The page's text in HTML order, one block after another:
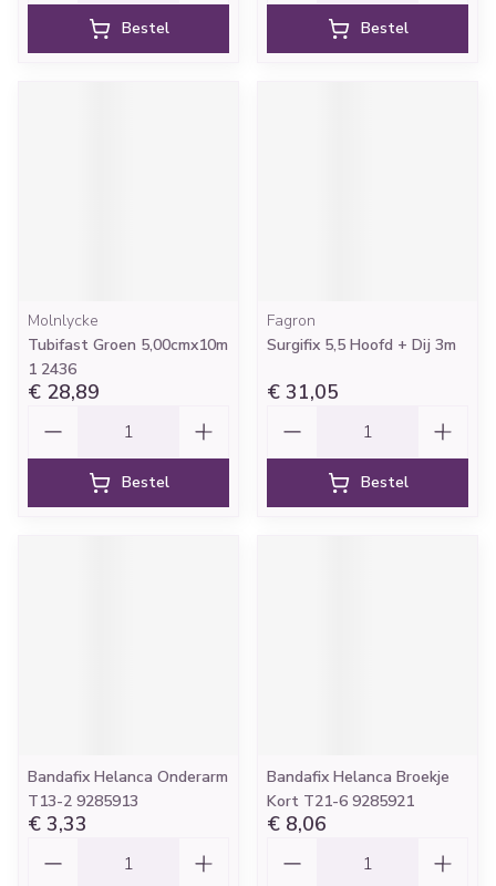
Bestel Bestel
Molnlycke
Tubifast Groen 5,00cmx10m
1 2436
€ 28,89
Bestel
Fagron
Surgifix 5,5 Hoofd + Dij 3m
€ 31,05
Bestel
Bandafix Helanca Onderarm
T13-2 9285913
€ 3,33
Bandafix Helanca Broekje
Kort T21-6 9285921
€ 8,06